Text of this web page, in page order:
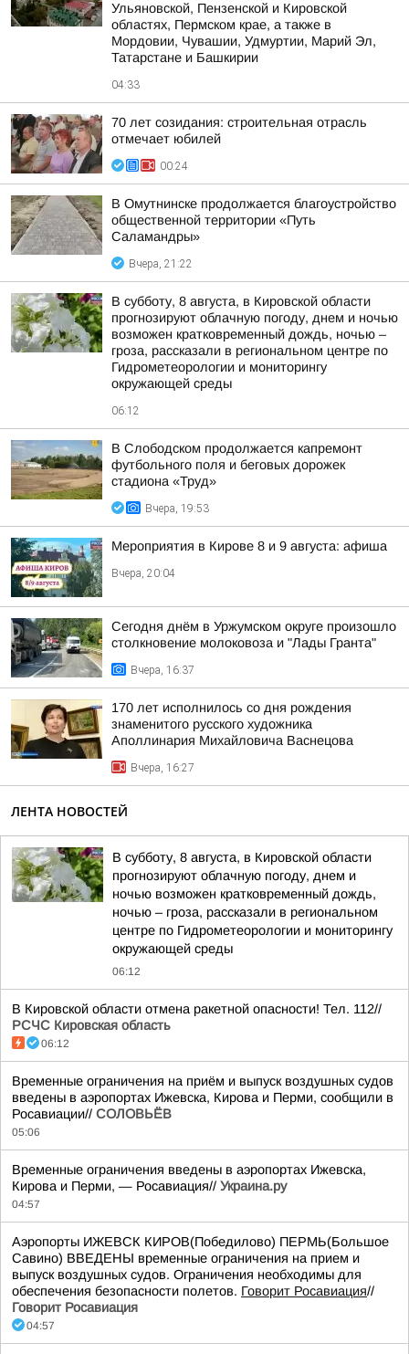
Ульяновской, Пензенской и Кировской
областях, Пермском крае, а также в
Мордовии, Чувашии, Удмуртии, Марий Эл,
Татарстане и Башкирии
04:33
70 лет созидания: строительная отрасль
отмечает юбилей
00:24
В Омутнинске продолжается благоустройство
общественной территории «Путь
Саламандры»
Вчера, 21:22
В субботу, 8 августа, в Кировской области
прогнозируют облачную погоду, днем и ночью
возможен кратковременный дождь, ночью –
гроза, рассказали в региональном центре по
Гидрометеорологии и мониторингу
окружающей среды
06:12
В Слободском продолжается капремонт
футбольного поля и беговых дорожек
стадиона «Труд»
Вчера, 19:53
Мероприятия в Кирове 8 и 9 августа: афиша
Вчера, 20:04
Сегодня днём в Уржумском округе произошло
столкновение молоковоза и "Лады Гранта"
Вчера, 16:37
170 лет исполнилось со дня рождения
знаменитого русского художника
Аполлинария Михайловича Васнецова
Вчера, 16:27
ЛЕНТА НОВОСТЕЙ
В субботу, 8 августа, в Кировской области
прогнозируют облачную погоду, днем и
ночью возможен кратковременный дождь,
ночью – гроза, рассказали в региональном
центре по Гидрометеорологии и мониторингу
окружающей среды
06:12
В Кировской области отмена ракетной опасности! Тел. 112//
РСЧС Кировская область
06:12
Временные ограничения на приём и выпуск воздушных судов
введены в аэропортах Ижевска, Кирова и Перми, сообщили в
Росавиации// СОЛОВЬЁВ
05:06
Временные ограничения введены в аэропортах Ижевска,
Кирова и Перми, — Росавиация// Украина.ру
04:57
Аэропорты ИЖЕВСК КИРОВ(Победилово) ПЕРМЬ(Большое
Савино) ВВЕДЕНЫ временные ограничения на прием и
выпуск воздушных судов. Ограничения необходимы для
обеспечения безопасности полетов. Говорит Росавиация//
Говорит Росавиация
04:57